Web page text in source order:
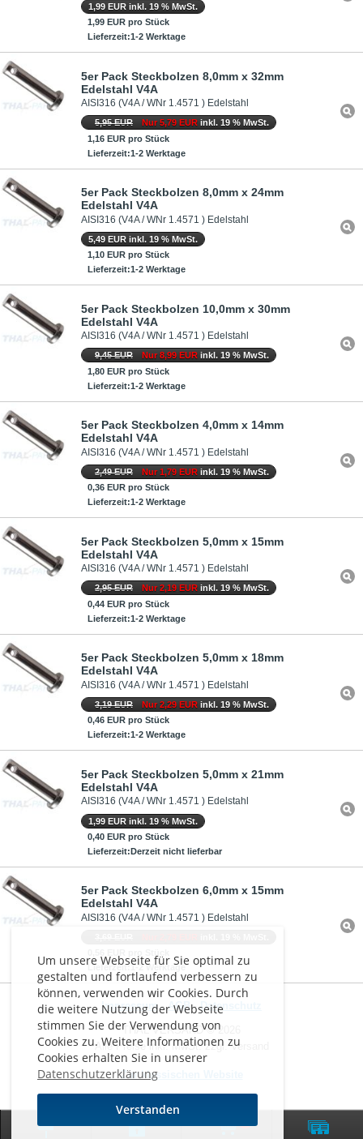
Um unsere Webseite für Sie optimal zu
gestalten und fortlaufend verbessern zu
können, verwenden wir Cookies. Durch
die weitere Nutzung der Webseite
stimmen Sie der Verwendung von
Cookies zu. Weitere Informationen zu
Cookies erhalten Sie in unserer
Datenschutzerklärung
Verstanden
1,99 EUR inkl. 19 % MwSt.
1,99 EUR pro Stück
Lieferzeit:1-2 Werktage
5er Pack Steckbolzen 8,0mm x 32mm
Edelstahl V4A
AISI316 (V4A / WNr 1.4571 ) Edelstahl
5,95 EUR Nur 5,79 EUR inkl. 19 % MwSt.
1,16 EUR pro Stück
Lieferzeit:1-2 Werktage
5er Pack Steckbolzen 8,0mm x 24mm
Edelstahl V4A
AISI316 (V4A / WNr 1.4571 ) Edelstahl
5,49 EUR inkl. 19 % MwSt.
1,10 EUR pro Stück
Lieferzeit:1-2 Werktage
5er Pack Steckbolzen 10,0mm x 30mm
Edelstahl V4A
AISI316 (V4A / WNr 1.4571 ) Edelstahl
9,45 EUR Nur 8,99 EUR inkl. 19 % MwSt.
1,80 EUR pro Stück
Lieferzeit:1-2 Werktage
5er Pack Steckbolzen 4,0mm x 14mm
Edelstahl V4A
AISI316 (V4A / WNr 1.4571 ) Edelstahl
2,49 EUR Nur 1,79 EUR inkl. 19 % MwSt.
0,36 EUR pro Stück
Lieferzeit:1-2 Werktage
5er Pack Steckbolzen 5,0mm x 15mm
Edelstahl V4A
AISI316 (V4A / WNr 1.4571 ) Edelstahl
2,95 EUR Nur 2,19 EUR inkl. 19 % MwSt.
0,44 EUR pro Stück
Lieferzeit:1-2 Werktage
5er Pack Steckbolzen 5,0mm x 18mm
Edelstahl V4A
AISI316 (V4A / WNr 1.4571 ) Edelstahl
3,19 EUR Nur 2,29 EUR inkl. 19 % MwSt.
0,46 EUR pro Stück
Lieferzeit:1-2 Werktage
5er Pack Steckbolzen 5,0mm x 21mm
Edelstahl V4A
AISI316 (V4A / WNr 1.4571 ) Edelstahl
1,99 EUR inkl. 19 % MwSt.
0,40 EUR pro Stück
Lieferzeit:Derzeit nicht lieferbar
5er Pack Steckbolzen 6,0mm x 15mm
Edelstahl V4A
AISI316 (V4A / WNr 1.4571 ) Edelstahl
Lieferzeit:1-2 Werktage
Impressum-AGB-Datenschutz
THAL VERSAND © 2026
Alle Preise inkl. MwSt. zzgl. Versand
Zur klassischen Website